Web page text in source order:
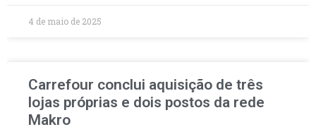
4 de maio de 2025
Carrefour conclui aquisição de três
lojas próprias e dois postos da rede
Makro